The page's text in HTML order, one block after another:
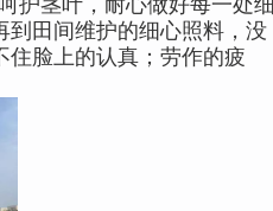
护茎叶，耐心做好每一处细
到田间维护的细心照料，没
住脸上的认真；劳作的疲